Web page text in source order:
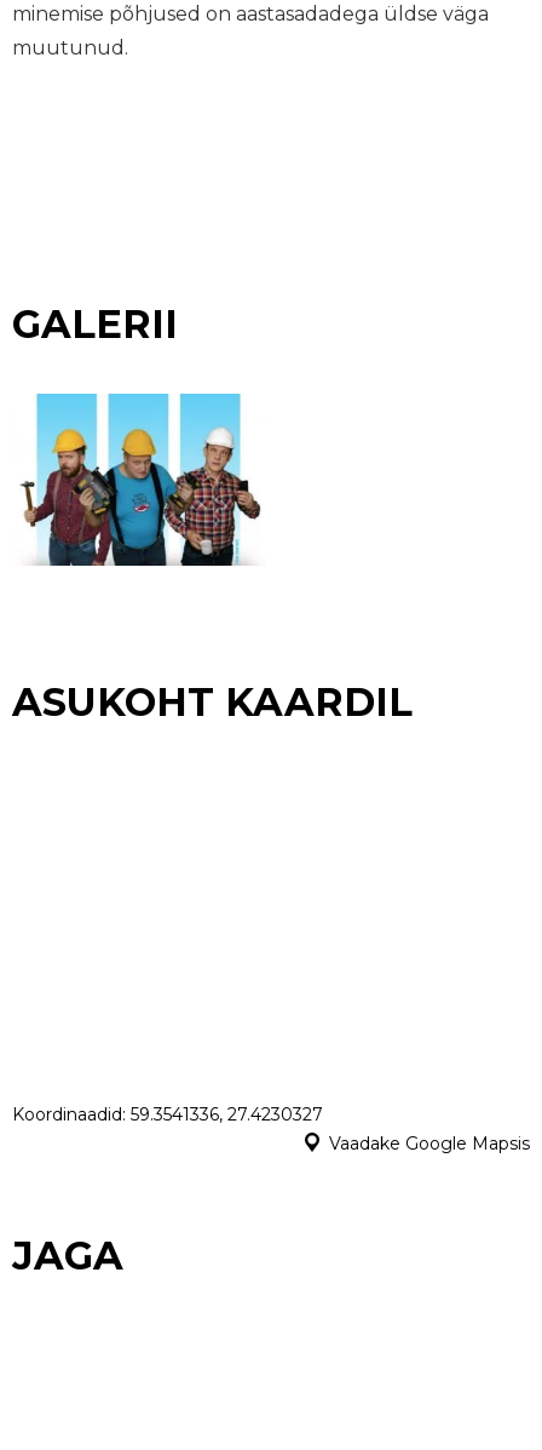
minemise põhjused on aastasadadega üldse väga
muutunud.
GALERII
ASUKOHT KAARDIL
Koordinaadid: 59.3541336, 27.4230327
Vaadake Google Mapsis
JAGA